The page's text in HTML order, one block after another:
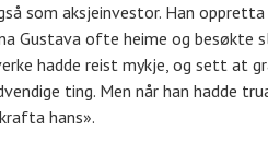
som aksjeinvestor. Han
Gustava ofte heime og besøkte
hadde reist mykje, og sett at
ting. Men når han hadde
hans».